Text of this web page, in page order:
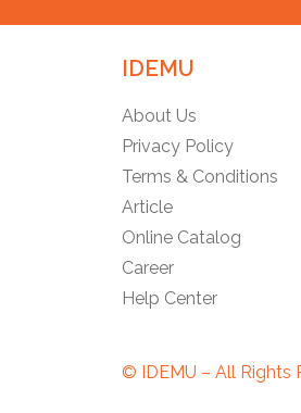
IDEMU
About Us
Privacy Policy
Terms & Conditions
Article
Online Catalog
Career
Help Center
© IDEMU – All Rights